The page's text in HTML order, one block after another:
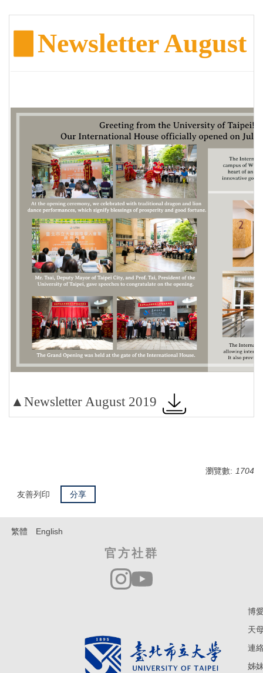
Newsletter August
▲Newsletter August 2019
瀏覽數: 1704
友善列印 分享
繁體 English
官方社群
博
天
連
姊